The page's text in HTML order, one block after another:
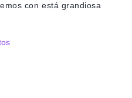
con está grandiosa